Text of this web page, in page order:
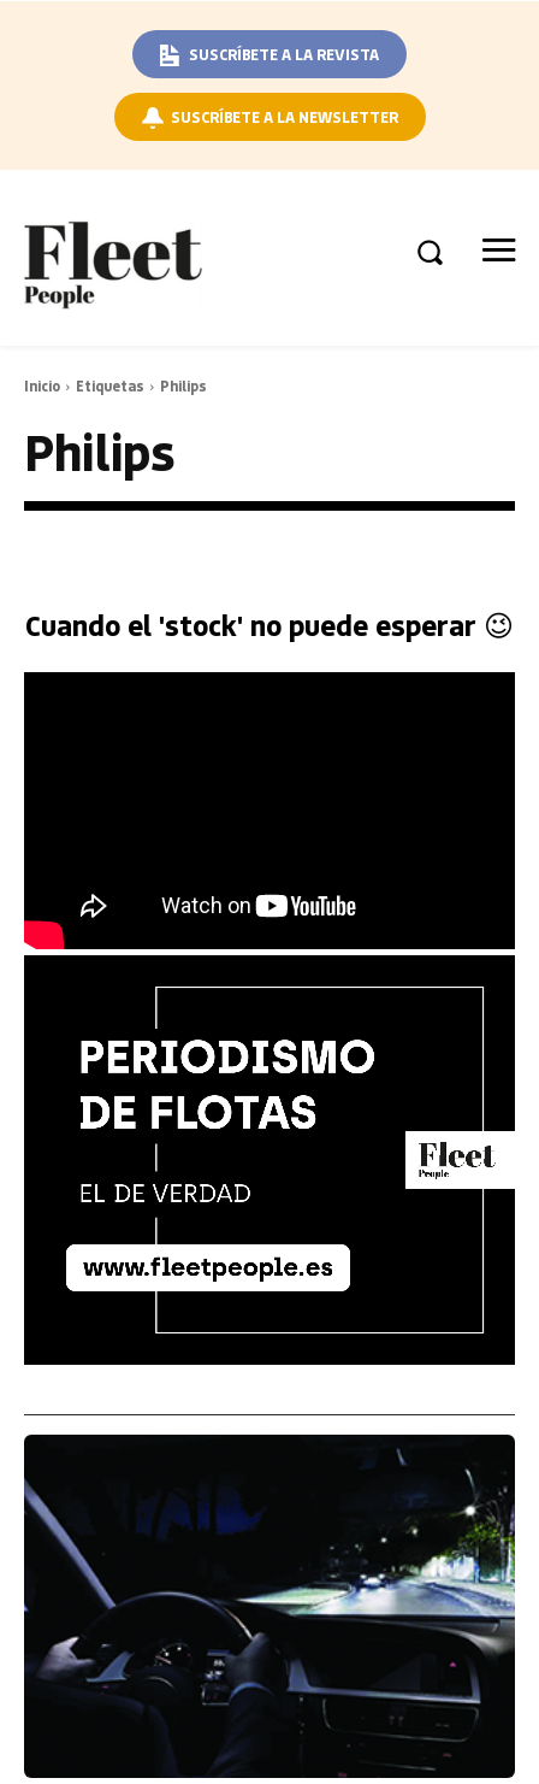
SUSCRÍBETE A LA REVISTA
SUSCRÍBETE A LA NEWSLETTER
Inicio Etiquetas Philips
Philips
Cuando el 'stock' no puede esperar 😉